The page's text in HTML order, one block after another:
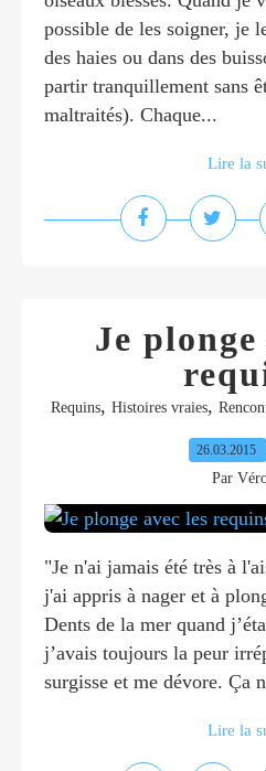
possible de les soigner, je
des haies ou dans des
partir tranquillement sans
maltraités). Chaque...
Lire la
Je plonge
Requins, Histoires vraies,
26.03.2015
Par
"Je n'ai jamais été très à
j'ai appris à nager et à
Dents de la mer quand
j’avais toujours la peur
surgisse et me dévore. Ça
Lire la